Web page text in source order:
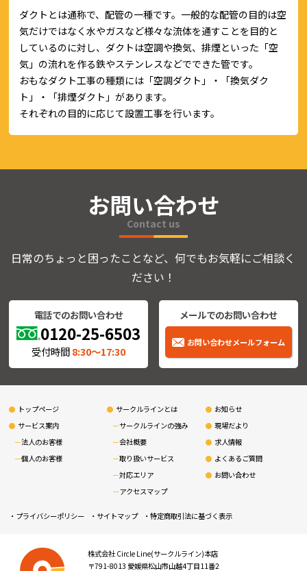
ダクトとは通称で、配管の一種です。一般的な配管の目的は空
気だけではなく水やガスなど様々な流体を通すことを目的と
しているのに対し、ダクトは空調や換気、排煙といった「空
気」の流れを作る鉄やステンレスなどでできた管です。
おもなダクト工事の種類には「空調ダクト」・「換気ダク
ト」・「排煙ダクト」があります。
それぞれの目的に応じて設置工事を行います。
お問い合わせ
Contact us
日常のちょっと困ったことなど、何でもお気軽にご相談く
ださい！
電話でのお問い合わせ
0120-25-6503
受付時間8:30〜17:30
メールでのお問い合わせ
お問い合わせメールフォーム
トップページ
サービス案内
法人のお客様
個人のお客様
サークルラインとは
サークルラインの強み
会社概要
取り扱いサービス
対応エリア
アクセスマップ
お知らせ
現場だより
求人情報
よくあるご質問
お問い合わせ
プライバシーポリシー サイトマップ 特定商取引法に基づく表示
株式会社 Circle Line(サークルライン)本店
〒791-8013 愛媛県松山市山越4丁目11番2